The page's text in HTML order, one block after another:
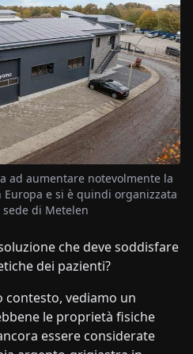
ad aumentare notevolmente la
e si è quindi organizzata
di Metelen
che deve soddisfare
dei pazienti?
contesto, vediamo un
le proprietà fisiche
essere considerate